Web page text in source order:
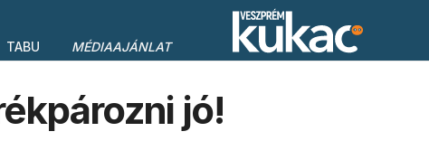
TABU MÉDIAAJÁNLAT
jó!